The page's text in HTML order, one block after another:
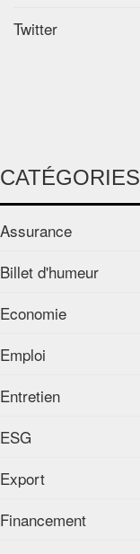
Twitter
CATÉGORIES
Assurance
Billet d'humeur
Economie
Emploi
Entretien
ESG
Export
Financement